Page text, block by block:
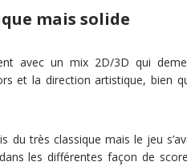
mais solide
avec un mix 2D/3D qui
et la direction artistique, bien
du très classique mais le jeu
les différentes façon de